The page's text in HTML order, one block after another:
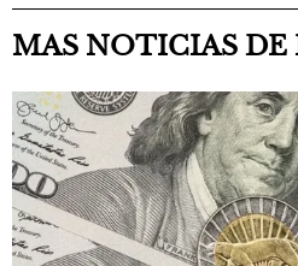
MAS NOTICIAS